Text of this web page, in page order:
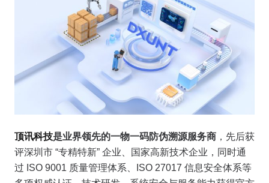
顶讯科技是业界领先的一物一码防伪溯源服务商 ，先后获
评深圳市 “专精特新” 企业、国家高新技术企业，同时通
过 ISO 9001 质量管理体系、ISO 27017 信息安全体系等